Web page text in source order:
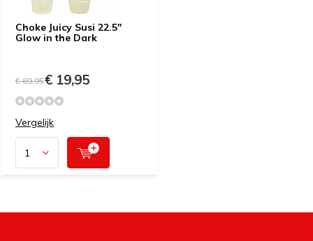
Choke Juicy Susi 22.5"
Glow in the Dark
€ 69,95€ 19,95
Vergelijk